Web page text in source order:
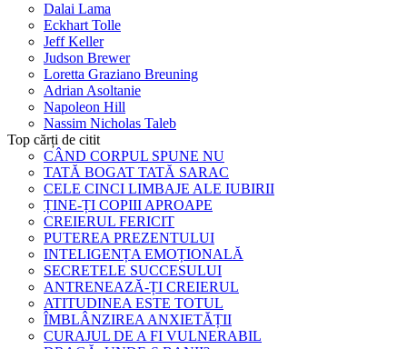
Dalai Lama
Eckhart Tolle
Jeff Keller
Judson Brewer
Loretta Graziano Breuning
Adrian Asoltanie
Napoleon Hill
Nassim Nicholas Taleb
Top cărți de citit
CÂND CORPUL SPUNE NU
TATĂ BOGAT TATĂ SARAC
CELE CINCI LIMBAJE ALE IUBIRII
ȚINE-ȚI COPIII APROAPE
CREIERUL FERICIT
PUTEREA PREZENTULUI
INTELIGENȚA EMOȚIONALĂ
SECRETELE SUCCESULUI
ANTRENEAZĂ-ȚI CREIERUL
ATITUDINEA ESTE TOTUL
ÎMBLÂNZIREA ANXIETĂȚII
CURAJUL DE A FI VULNERABIL